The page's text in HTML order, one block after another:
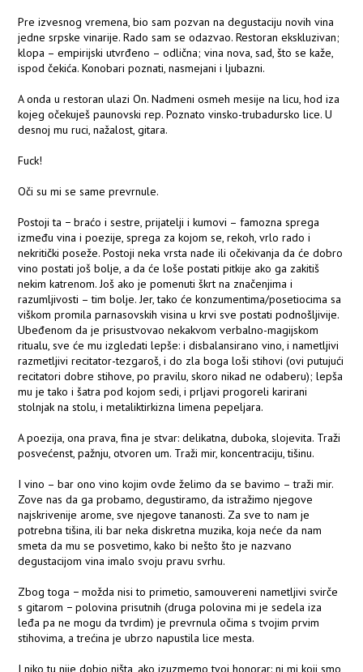
Pre izvesnog vremena, bio sam pozvan na degustaciju novih vina
jedne srpske vinarije. Rado sam se odazvao. Restoran ekskluzivan;
klopa – empirijski utvrđeno – odlična; vina nova, sad, što se kaže,
ispod čekića. Konobari poznati, nasmejani i ljubazni.
A onda u restoran ulazi On. Nadmeni osmeh mesije na licu, hod iza
kojeg očekuješ paunovski rep. Poznato vinsko-trubadursko lice. U
desnoj mu ruci, nažalost, gitara.
Fuck!
Oči su mi se same prevrnule.
Postoji ta − braćo i sestre, prijatelji i kumovi – famozna sprega
između vina i poezije, sprega za kojom se, rekoh, vrlo rado i
nekritički poseže. Postoji neka vrsta nade ili očekivanja da će dobro
vino postati još bolje, a da će loše postati pitkije ako ga zakitiš
nekim katrenom. Još ako je pomenuti škrt na značenjima i
razumljivosti – tim bolje. Jer, tako će konzumentima/posetiocima sa
viškom promila parnasovskih visina u krvi sve postati podnošljivije.
Ubeđenom da je prisustvovao nekakvom verbalno-magijskom
ritualu, sve će mu izgledati lepše: i disbalansirano vino, i nametljivi
razmetljivi recitator-tezgaroš, i do zla boga loši stihovi (ovi putujući
recitatori dobre stihove, po pravilu, skoro nikad ne odaberu); lepša
mu je tako i šatra pod kojom sedi, i prljavi progoreli karirani
stolnjak na stolu, i metaliktirkizna limena pepeljara.
A poezija, ona prava, fina je stvar: delikatna, duboka, slojevita. Traži
posvećenst, pažnju, otvoren um. Traži mir, koncentraciju, tišinu.
I vino – bar ono vino kojim ovde želimo da se bavimo – traži mir.
Zove nas da ga probamo, degustiramo, da istražimo njegove
najskrivenije arome, sve njegove tananosti. Za sve to nam je
potrebna tišina, ili bar neka diskretna muzika, koja neće da nam
smeta da mu se posvetimo, kako bi nešto što je nazvano
degustacijom vina imalo svoju pravu svrhu.
Zbog toga − možda nisi to primetio, samouvereni nametljivi svirče
s gitarom − polovina prisutnih (druga polovina mi je sedela iza
leđa pa ne mogu da tvrdim) je prevrnula očima s tvojim prvim
stihovima, a trećina je ubrzo napustila lice mesta.
I niko tu nije dobio ništa, ako izuzmemo tvoj honorar: ni mi koji smo